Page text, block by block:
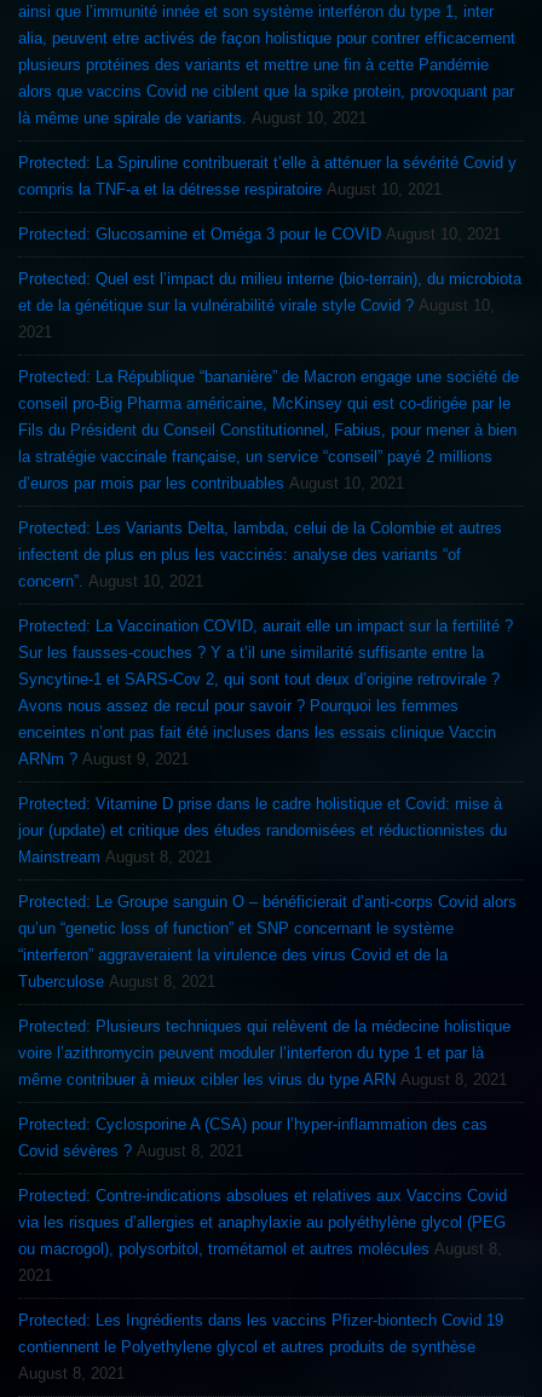
ainsi que l’immunité innée et son système interféron du type 1, inter
alia, peuvent etre activés de façon holistique pour contrer efficacement
plusieurs protéines des variants et mettre une fin à cette Pandémie
alors que vaccins Covid ne ciblent que la spike protein, provoquant par
là même une spirale de variants.
August 10, 2021
Protected: La Spiruline contribuerait t’elle à atténuer la sévérité Covid y
compris la TNF-a et la détresse respiratoire August 10, 2021
Protected: Glucosamine et Oméga 3 pour le COVID August 10, 2021
Protected: Quel est l’impact du milieu interne (bio-terrain), du microbiota
et de la génétique sur la vulnérabilité virale style Covid ? August 10,
2021
Protected: La République “bananière” de Macron engage une société de
conseil pro-Big Pharma américaine, McKinsey qui est co-dirigée par le
Fils du Président du Conseil Constitutionnel, Fabius, pour mener à bien
la stratégie vaccinale française, un service “conseil” payé 2 millions
d’euros par mois par les contribuables August 10, 2021
Protected: Les Variants Delta, lambda, celui de la Colombie et autres
infectent de plus en plus les vaccinés: analyse des variants “of
concern”. August 10, 2021
Protected: La Vaccination COVID, aurait elle un impact sur la fertilité ?
Sur les fausses-couches ? Y a t’il une similarité suffisante entre la
Syncytine-1 et SARS-Cov 2, qui sont tout deux d’origine retrovirale ?
Avons nous assez de recul pour savoir ? Pourquoi les femmes
enceintes n’ont pas fait été incluses dans les essais clinique Vaccin
ARNm ? August 9, 2021
Protected: Vitamine D prise dans le cadre holistique et Covid: mise à
jour (update) et critique des études randomisées et réductionnistes du
Mainstream August 8, 2021
Protected: Le Groupe sanguin O – bénéficierait d’anti-corps Covid alors
qu’un “genetic loss of function” et SNP concernant le système
“interferon” aggraveraient la virulence des virus Covid et de la
Tuberculose August 8, 2021
Protected: Plusieurs techniques qui relèvent de la médecine holistique
voire l’azithromycin peuvent moduler l’interferon du type 1 et par là
même contribuer à mieux cibler les virus du type ARN August 8, 2021
Protected: Cyclosporine A (CSA) pour l’hyper-inflammation des cas
Covid sévères ? August 8, 2021
Protected: Contre-indications absolues et relatives aux Vaccins Covid
via les risques d’allergies et anaphylaxie au polyéthylène glycol (PEG
ou macrogol), polysorbitol, trométamol et autres molécules August 8,
2021
Protected: Les Ingrédients dans les vaccins Pfizer-biontech Covid 19
contiennent le Polyethylene glycol et autres produits de synthèse
August 8, 2021